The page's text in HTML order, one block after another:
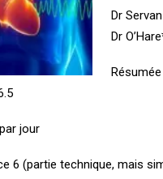
Dr
Dr
jour
6 (partie technique, mais